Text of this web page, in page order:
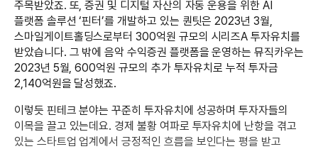
주목받았죠. 또, 증권 및 디지털 자산의 자동 운용을 위한 AI
플랫폼 솔루션 ‘핀터’를 개발하고 있는 퀀팃은 2023년 3월,
스마일게이트홀딩스로부터 300억원 규모의 시리즈A 투자유치를
받았습니다. 그 밖에 음악 수익증권 플랫폼을 운영하는 뮤직카우는
2023년 5월, 600억원 규모의 추가 투자유치로 누적 투자금
2,140억원을 달성했죠.
이렇듯 핀테크 분야는 꾸준히 투자유치에 성공하며 투자자들의
이목을 끌고 있는데요. 경제 불황 여파로 투자유치에 난항을 겪고
있는 스타트업 업계에서 긍정적인 흐름을 보인다는 평을 받고